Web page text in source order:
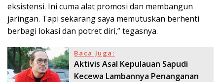
eksistensi. Ini cuma alat promosi dan membangun
jaringan. Tapi sekarang saya memutuskan berhenti
berbagi lokasi dan potret diri,” tegasnya.
Baca Juga:
Aktivis Asal Kepulauan Sapudi
Kecewa Lambannya Penanganan